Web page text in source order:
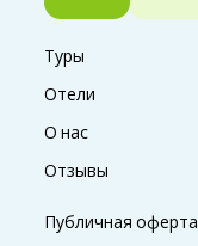
Туры
Отели
О нас
Отзывы
Публичная оферта